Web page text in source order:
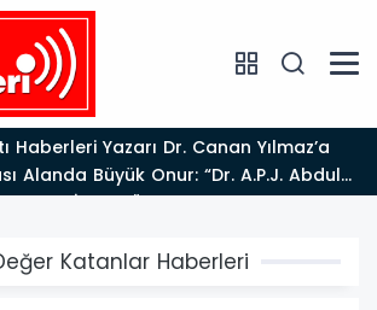
Alanda Büyük Onur: “Dr. A.P.J. Abdul
İlham Ödülü 2026”
Katanlar Haberleri